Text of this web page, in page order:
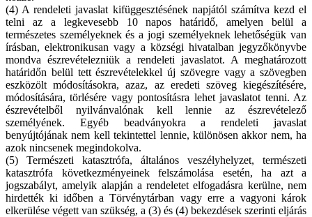
(4) A rendeleti javaslat kifüggesztésének napjától számítva kezd el
telni az a legkevesebb 10 napos határidő, amelyen belül a
természetes személyeknek és a jogi személyeknek lehetőségük van
írásban, elektronikusan vagy a községi hivatalban jegyzőkönyvbe
mondva észrevételezniük a rendeleti javaslatot. A meghatározott
határidőn belül tett észrevételekkel új szövegre vagy a szövegben
eszközölt módosításokra, azaz, az eredeti szöveg kiegészítésére,
módosítására, törlésére vagy pontosításra lehet javaslatot tenni. Az
észrevételből nyilvánvalónak kell lennie az észrevételező
személyének. Egyéb beadványokra a rendeleti javaslat
benyújtójának nem kell tekintettel lennie, különösen akkor nem, ha
azok nincsenek megindokolva.
(5) Természeti katasztrófa, általános veszélyhelyzet, természeti
katasztrófa következményeinek felszámolása esetén, ha azt a
jogszabályt, amelyik alapján a rendeletet elfogadásra kerülne, nem
hirdették ki időben a Törvénytárban vagy erre a vagyoni károk
elkerülése végett van szükség, a (3) és (4) bekezdések szerinti eljárás